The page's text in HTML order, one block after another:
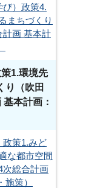
び）政策4.
まちづくり
計画 基本計
1.環境先
り（吹田
本計画：
政策1.みど
な都市空間
次総合計画
策）